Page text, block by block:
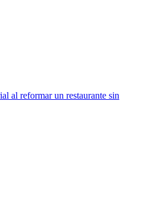
al reformar un restaurante sin